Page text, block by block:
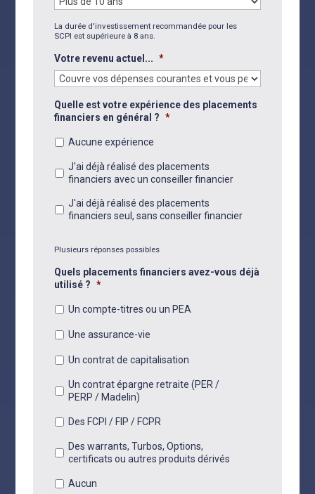
La durée d'investissement recommandée pour les
SCPI est supérieure à 8 ans.
Votre revenu actuel... *
Quelle est votre expérience des placements
financiers en général ? *
Aucune expérience
J'ai déjà réalisé des placements
financiers avec un conseiller financier
J'ai déjà réalisé des placements
financiers seul, sans conseiller financier
Plusieurs réponses possibles
Quels placements financiers avez-vous déjà
utilisé ? *
Un compte-titres ou un PEA
Une assurance-vie
Un contrat de capitalisation
Un contrat épargne retraite (PER /
PERP / Madelin)
Des FCPI / FIP / FCPR
Des warrants, Turbos, Options,
certificats ou autres produits dérivés
Aucun